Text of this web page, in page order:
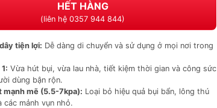
HẾT HÀNG
(liên hệ 0357 944 844)
tiện lợi: Dễ dàng di chuyển và sử dụng ở mọi nơi trong
Vừa hút bụi, vừa lau nhà, tiết kiệm thời gian và công sức
dùng bận rộn.
mạnh mẽ (5.5-7kpa): Loại bỏ hiệu quả bụi bẩn, lông thú
các mảnh vụn nhỏ.